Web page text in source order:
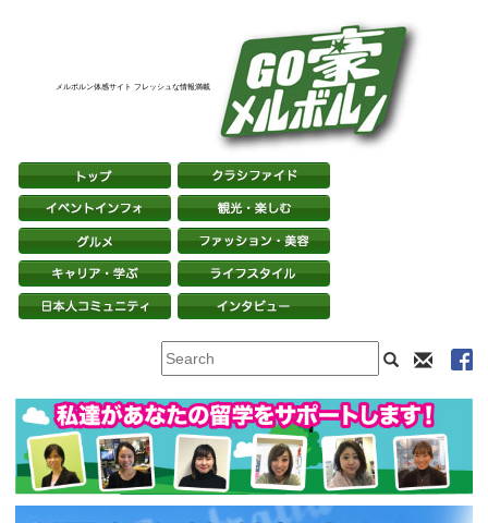
メルボルン体感サイト フレッシュな情報満載